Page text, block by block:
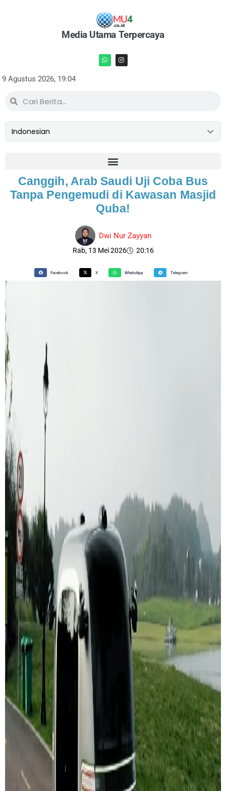
Media Utama Terpercaya
9 Agustus 2026, 19:04
Canggih, Arab Saudi Uji Coba Bus
Tanpa Pengemudi di Kawasan Masjid
Quba!
Dwi Nur Zayyan
Rab, 13 Mei 2026 20:16
Facebook X WhatsApp Telegram